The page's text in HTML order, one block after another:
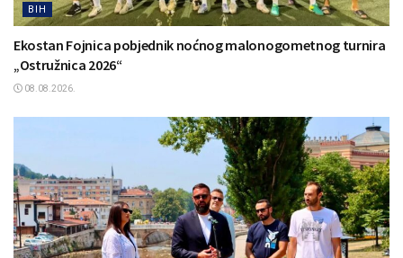
BIH
Ekostan Fojnica pobjednik noćnog malonogometnog turnira
„Ostružnica 2026“
08.08.2026.